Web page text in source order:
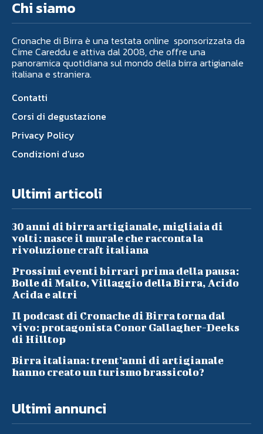
Chi siamo
Cronache di Birra è una testata online sponsorizzata da
Cime Careddu e attiva dal 2008, che offre una
panoramica quotidiana sul mondo della birra artigianale
italiana e straniera.
Contatti
Corsi di degustazione
Privacy Policy
Condizioni d’uso
Ultimi articoli
30 anni di birra artigianale, migliaia di
volti: nasce il murale che racconta la
rivoluzione craft italiana
Prossimi eventi birrari prima della pausa:
Bolle di Malto, Villaggio della Birra, Acido
Acida e altri
Il podcast di Cronache di Birra torna dal
vivo: protagonista Conor Gallagher-Deeks
di Hilltop
Birra italiana: trent’anni di artigianale
hanno creato un turismo brassicolo?
Ultimi annunci